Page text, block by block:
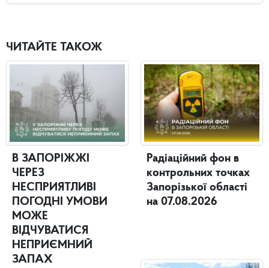
ЧИТАЙТЕ ТАКОЖ
В ЗАПОРІЖЖІ
ЧЕРЕЗ
НЕСПРИЯТЛИВІ
ПОГОДНІ УМОВИ
МОЖЕ
ВІДЧУВАТИСЯ
НЕПРИЄМНИЙ
ЗАПАХ
Радіаційний фон в
контрольних точках
Запорізької області
на 07.08.2026